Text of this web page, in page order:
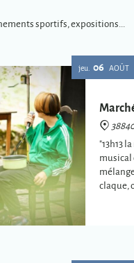
sportifs, expositions...
jeu. 06 AOÛT
"13h13
musical